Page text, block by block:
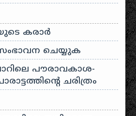
കരാർ
ചെയ്യുക
പൗരാവകാശ-
ചരിത്രം